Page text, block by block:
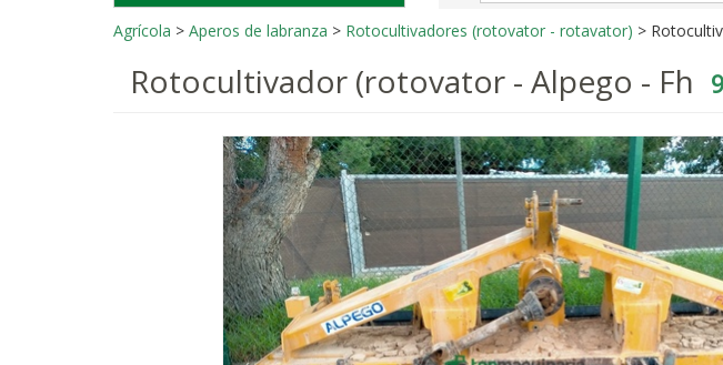
Agrícola > Aperos de labranza > Rotocultivadores (rotovator - rotavator) >
Rotocultivador (rotovator - Alpego - Fh